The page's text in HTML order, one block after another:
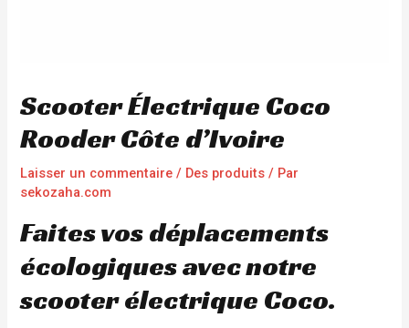
Scooter Électrique Coco
Rooder Côte d’Ivoire
Laisser un commentaire / Des produits / Par
sekozaha.com
Faites vos déplacements
écologiques avec notre
scooter électrique Coco.